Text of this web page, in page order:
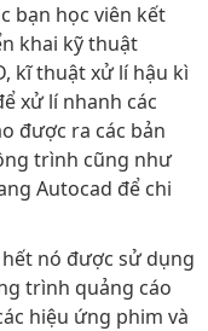
bạn học viên kết
khai kỹ thuật
kĩ thuật xử lí hậu kì
xử lí nhanh các
được ra các bản
trình cũng như
Autocad để chi
nó được sử dụng
trình quảng cáo
hiệu ứng phim và